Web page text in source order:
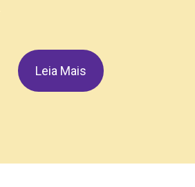
Leia Mais